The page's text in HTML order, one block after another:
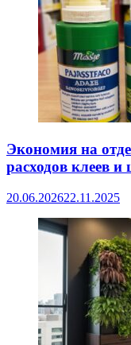
Экономия на
расходов клеев
20.06.202622.11.2025